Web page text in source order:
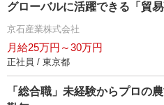
グローバルに活躍できる「貿
京石産業株式会社
月給25万円～30万円
正社員 / 東京都
「総合職」未経験からプロの